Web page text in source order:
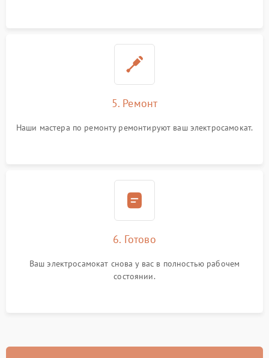
5. Ремонт
Наши мастера по ремонту ремонтируют ваш электросамокат.
6. Готово
Ваш электросамокат снова у вас в полностью рабочем
состоянии.